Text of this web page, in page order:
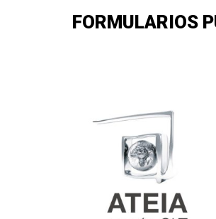
FORMULARIOS